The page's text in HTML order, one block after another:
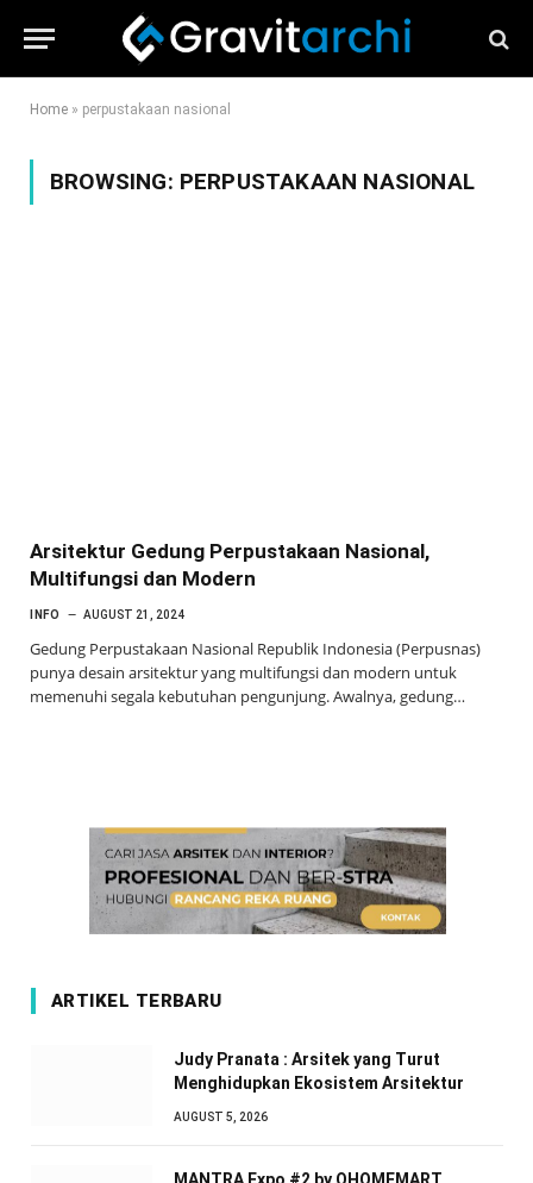
Home » perpustakaan nasional
BROWSING: PERPUSTAKAAN NASIONAL
Arsitektur Gedung Perpustakaan Nasional,
Multifungsi dan Modern
INFO AUGUST 21, 2024
Gedung Perpustakaan Nasional Republik Indonesia (Perpusnas)
punya desain arsitektur yang multifungsi dan modern untuk
memenuhi segala kebutuhan pengunjung. Awalnya, gedung…
ARTIKEL TERBARU
Judy Pranata : Arsitek yang Turut
Menghidupkan Ekosistem Arsitektur
AUGUST 5, 2026